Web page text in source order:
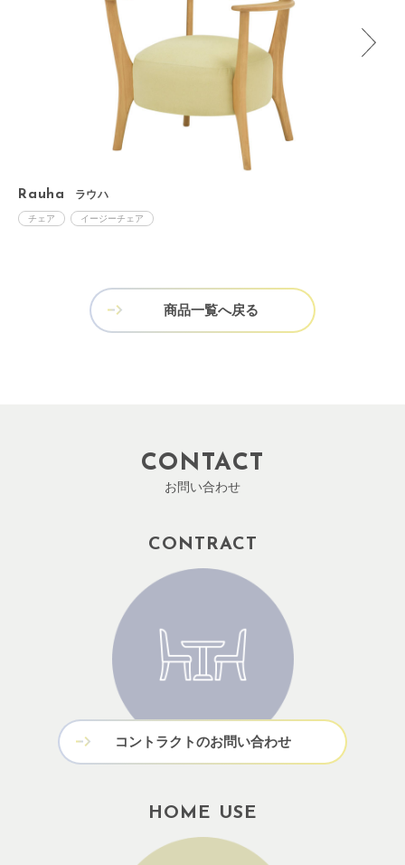
Rauha ラウハ
チェア イージーチェア
商品一覧へ戻る
CONTACT
お問い合わせ
CONTRACT
コントラクトのお問い合わせ
HOME USE